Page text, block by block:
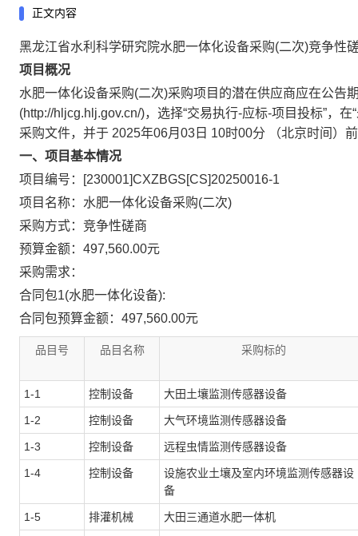
正文内容
黑龙江省水利科学研究院水肥一体化设备采购(二次)竞争性
项目概况
水肥一体化设备采购(二次)采购项目的潜在供应商应在公告
(http://hljcg.hlj.gov.cn/)，选择“交易执行-应标-项目投标”，
采购文件，并于 2025年06月03日 10时00分
（北京时间）
一、项目基本情况
项目编号：[230001]CXZBGS[CS]20250016-1
项目名称：水肥一体化设备采购(二次)
采购方式：竞争性磋商
预算金额：497,560.00元
采购需求：
合同包1(水肥一体化设备):
合同包预算金额： 497,560.00元
品目号 品目名称 采购标的
1-1 控制设备 大田土壤监测传感器设备
1-2 控制设备 大气环境监测传感器设备
1-3 控制设备 远程虫情监测传感器设备
1-4 控制设备
设施农业土壤及室内环境监测传感器设
备
1-5 排灌机械 大田三通道水肥一体机